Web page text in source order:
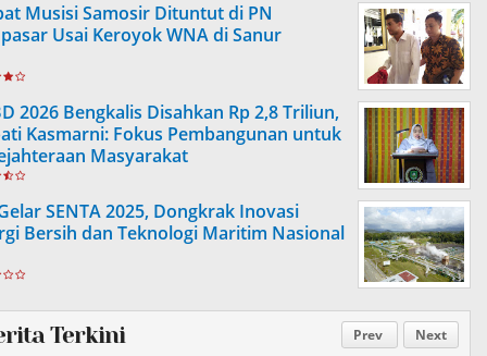
Musisi Samosir Dituntut di PN
Usai Keroyok WNA di Sanur
2026 Bengkalis Disahkan Rp 2,8 Triliun,
Kasmarni: Fokus Pembangunan untuk
Masyarakat
SENTA 2025, Dongkrak Inovasi
Bersih dan Teknologi Maritim Nasional
Prev Next
Terkini